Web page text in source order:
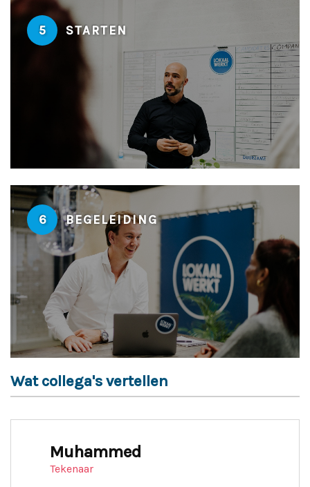
5 STARTEN
6 BEGELEIDING
Wat collega's vertellen
Muhammed
Tekenaar